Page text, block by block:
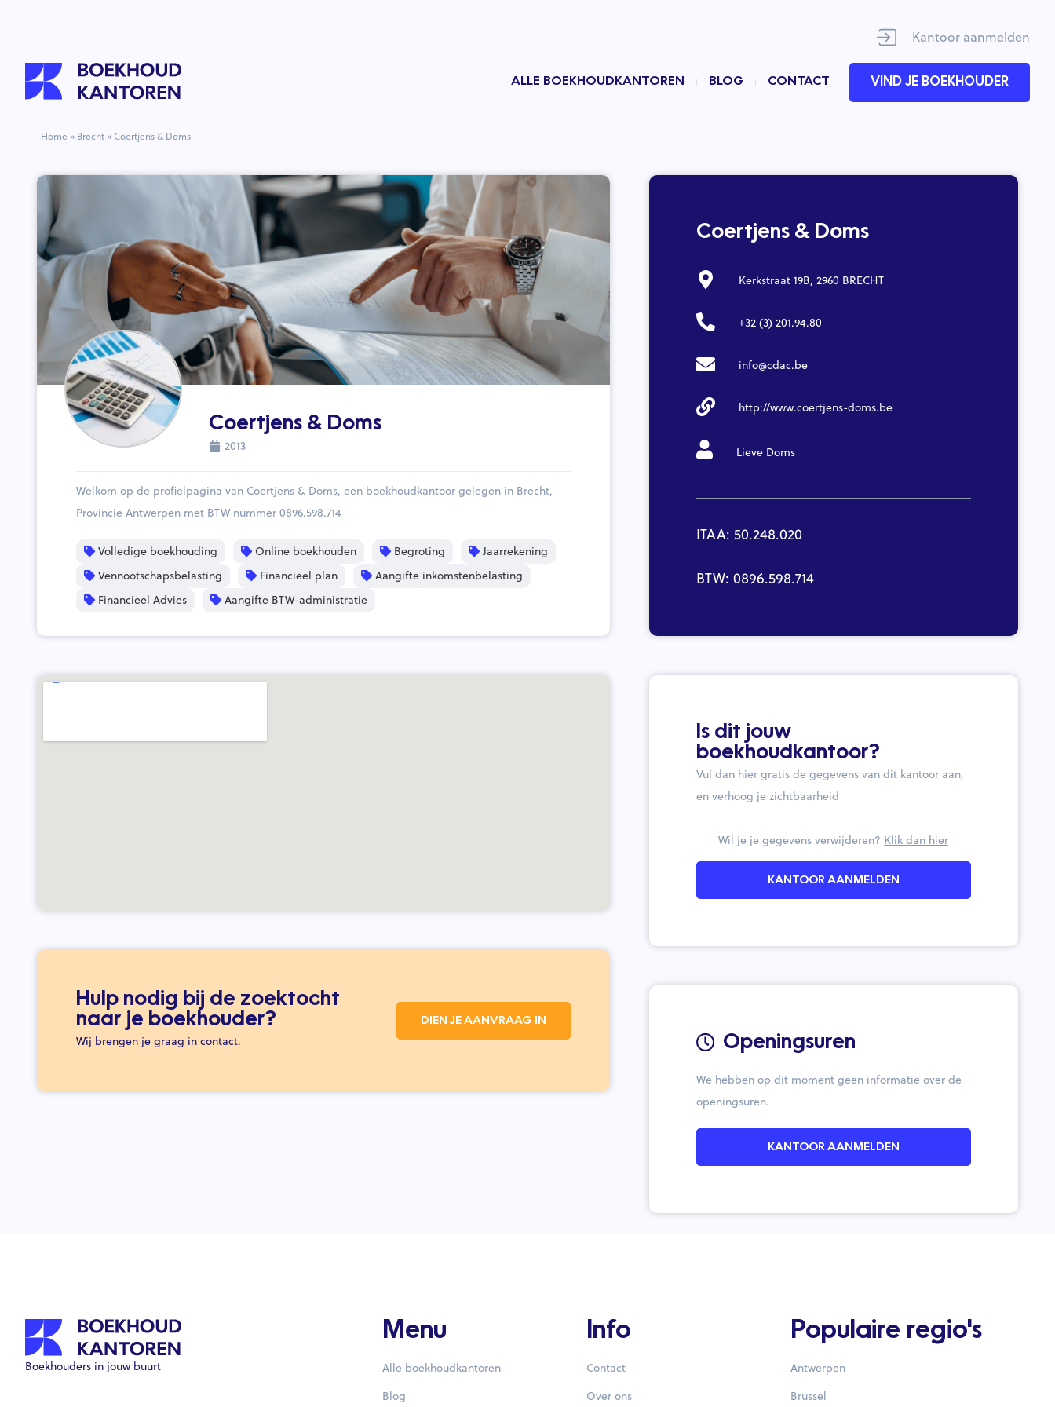
Kantoor aanmelden
ALLE BOEKHOUDKANTOREN BLOG CONTACT VIND JE BOEKHOUDER
Home » Brecht »Coertjens & Doms
Coertjens & Doms
2013
Welkom op de profielpagina van Coertjens & Doms, een boekhoudkantoor gelegen in Brecht,
Provincie Antwerpen met BTW nummer 0896.598.714
Volledige boekhouding Online boekhouden Begroting
Jaarrekening
Vennootschapsbelasting
Financieel plan
Aangifte inkomstenbelasting
Financieel Advies
Aangifte BTW-administratie
Coertjens & Doms
Kerkstraat 19B, 2960 BRECHT
+32 (3) 201.94.80
info@cdac.be
http://www.coertjens-doms.be
Lieve Doms
ITAA: 50.248.020
BTW: 0896.598.714
Hulp nodig bij de zoektocht
naar je boekhouder?
Wij brengen je graag in contact.
DIEN JE AANVRAAG IN
Is dit jouw
boekhoudkantoor?
Vul dan hier gratis de gegevens van dit kantoor aan,
en verhoog je zichtbaarheid
Wil je je gegevens verwijderen? Klik dan hier
KANTOOR AANMELDEN
Openingsuren
We hebben op dit moment geen informatie over de
openingsuren.
KANTOOR AANMELDEN
Boekhouders in jouw buurt
Menu
Alle boekhoudkantoren
Blog
Info
Contact
Over ons
Populaire regio's
Antwerpen
Brussel